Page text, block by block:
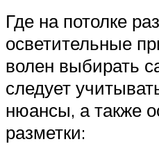
Где на потолке
осветительные
волен выбирать
следует
нюансы, а также
разметки: